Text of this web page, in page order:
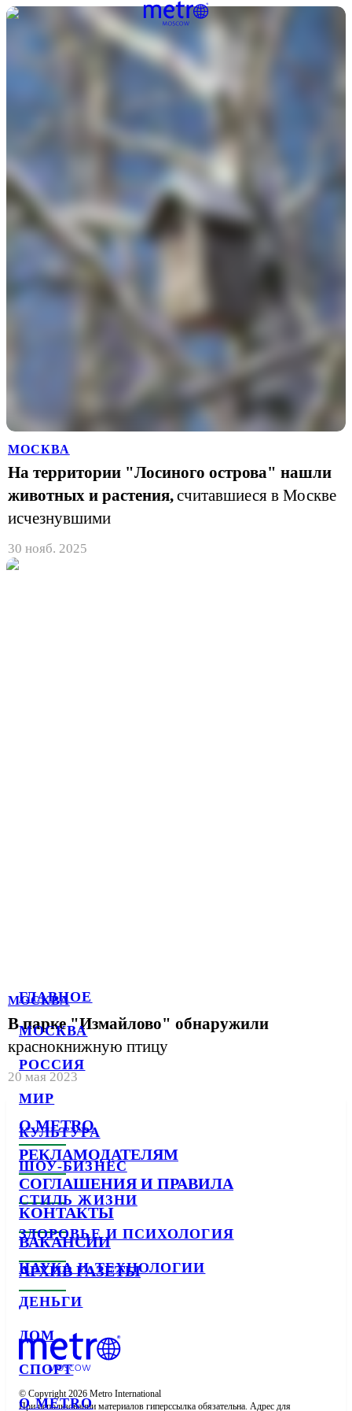
ГЛАВНОЕ
МОСКВА
РОССИЯ
МИР
КУЛЬТУРА
ШОУ-БИЗНЕС
СТИЛЬ ЖИЗНИ
ЗДОРОВЬЕ И ПСИХОЛОГИЯ
НАУКА И ТЕХНОЛОГИИ
ДЕНЬГИ
ДОМ
СПОРТ
О METRO
МОСКВА
На территории "Лосиного острова" нашли
животных и растения,считавшиеся в Москве
исчезнувшими
30 нояб. 2025
МОСКВА
В парке "Измайлово" обнаружили
краснокнижную птицу
20 мая 2023
О METRO
РЕКЛАМОДАТЕЛЯМ
СОГЛАШЕНИЯ И ПРАВИЛА
КОНТАКТЫ
ВАКАНСИИ
АРХИВ ГАЗЕТЫ
© Copyright 2026 Metro International
При использовании материалов гиперссылка обязательна. Адрес для